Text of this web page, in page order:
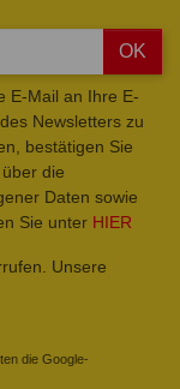
OK
E-Mail an Ihre E-
Newsletters zu
bestätigen Sie
die
Daten sowie
Sie unter HIER
Unsere
die Google-